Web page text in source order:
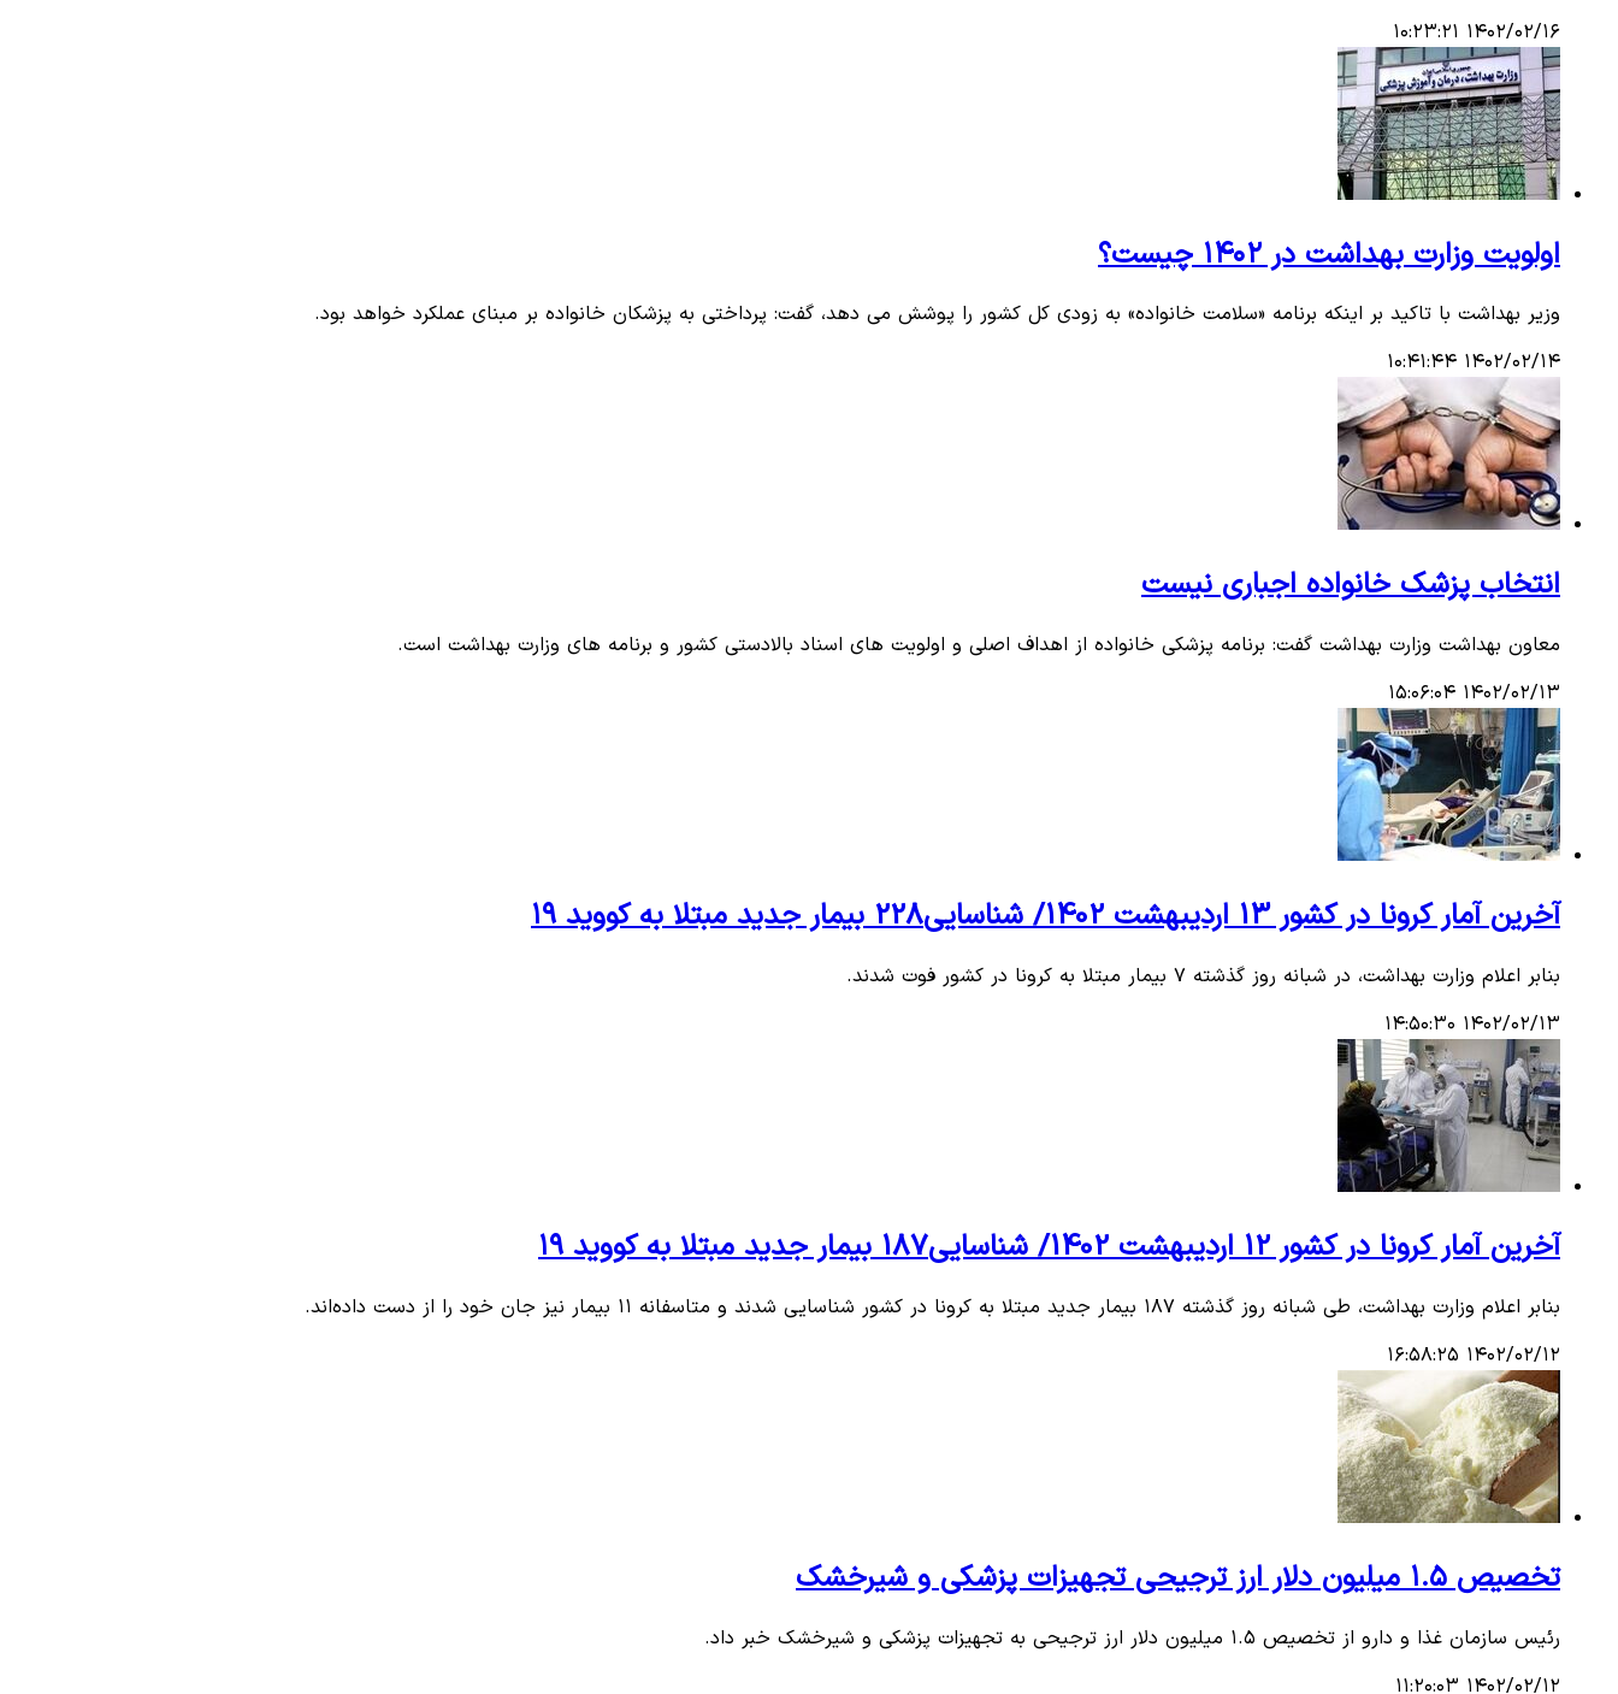
۱۴۰۲/۰۲/۱۶ ۱۰:۲۳:۲۱
اولویت وزارت بهداشت در ۱۴۰۲ چیست؟
وزیر بهداشت با تاکید بر اینکه برنامه «سلامت خانواده» به زودی کل کشور را پوشش می دهد، گفت: پرداختی به پزشکان خانواده بر مبنای عملکرد خواهد بود.
۱۴۰۲/۰۲/۱۴ ۱۰:۴۱:۴۴
انتخاب پزشک خانواده اجباری نیست
معاون بهداشت وزارت بهداشت گفت: برنامه پزشکی خانواده از اهداف اصلی و اولویت های اسناد بالادستی کشور و برنامه های وزارت بهداشت است.
۱۴۰۲/۰۲/۱۳ ۱۵:۰۶:۰۴
آخرین آمار کرونا در کشور 13 اردیبهشت 1402/ شناسایی228 بیمار جدید مبتلا به کووید ۱۹
بنابر اعلام وزارت بهداشت، در شبانه روز گذشته ۷ بیمار مبتلا به کرونا در کشور فوت شدند.
۱۴۰۲/۰۲/۱۳ ۱۴:۵۰:۳۰
آخرین آمار کرونا در کشور 12 اردیبهشت 1402/ شناسایی187 بیمار جدید مبتلا به کووید ۱۹
بنابر اعلام وزارت بهداشت، طی شبانه روز گذشته ۱۸۷ بیمار جدید مبتلا به کرونا در کشور شناسایی شدند و متاسفانه ۱۱ بیمار نیز جان خود را از دست داده‌اند.
۱۴۰۲/۰۲/۱۲ ۱۶:۵۸:۲۵
تخصیص ۱.۵ میلیون دلار ارز ترجیحی تجهیزات پزشکی و شیرخشک
رئیس سازمان غذا و دارو از تخصیص ۱.۵ میلیون دلار ارز ترجیحی به تجهیزات پزشکی و شیرخشک خبر داد.
۱۴۰۲/۰۲/۱۲ ۱۱:۲۰:۰۳